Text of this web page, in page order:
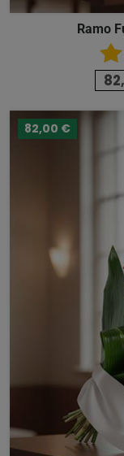
Ramo
82,00 €